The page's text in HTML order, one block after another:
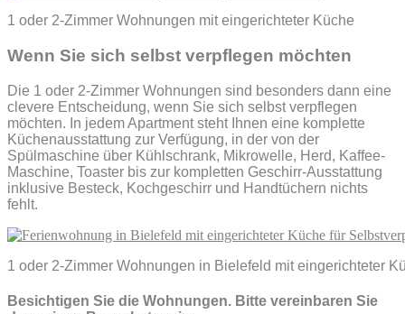
1 oder 2-Zimmer Wohnungen mit eingerichteter Küche
Wenn Sie sich selbst verpflegen möchten
Die 1 oder 2-Zimmer Wohnungen sind besonders dann eine
clevere Entscheidung, wenn Sie sich selbst verpflegen
möchten. In jedem Apartment steht Ihnen eine komplette
Küchenausstattung zur Verfügung, in der von der
Spülmaschine über Kühlschrank, Mikrowelle, Herd, Kaffee-
Maschine, Toaster bis zur kompletten Geschirr-Ausstattung
inklusive Besteck, Kochgeschirr und Handtüchern nichts
fehlt.
1 oder 2-Zimmer Wohnungen in Bielefeld mit eingerichteter
Besichtigen Sie die Wohnungen. Bitte vereinbaren Sie